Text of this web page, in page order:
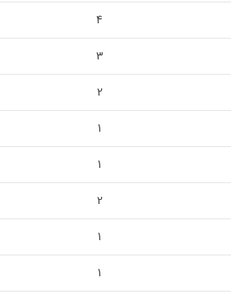
4
3
2
1
1
2
1
1